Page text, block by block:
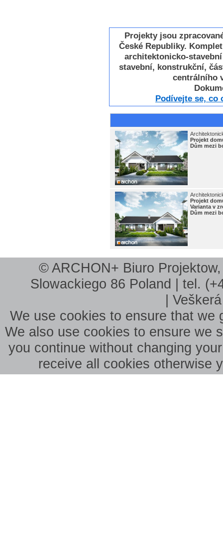
Projekty jsou
České Republiky.
architektonicko-
stavební, konstrukční,
centrálního
Podívejte se, co
Projekt
Dům mezi
Projekt
Varianta v
Dům mezi
© ARCHON+ Biuro
Slowackiego 86 Poland | tel.
|
We use cookies to ensure that we
We also use cookies to ensure we
you continue without changing
receive all cookies otherwise